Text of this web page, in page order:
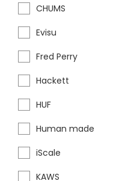
CHUMS
Evisu
Fred Perry
Hackett
HUF
Human made
iScale
KAWS